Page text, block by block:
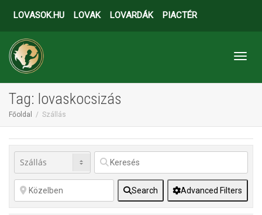
LOVASOK.HU LOVAK LOVARDÁK PIACTÉR
Tag: lovaskocsizás
Főoldal Szállás
Search Advanced Filters